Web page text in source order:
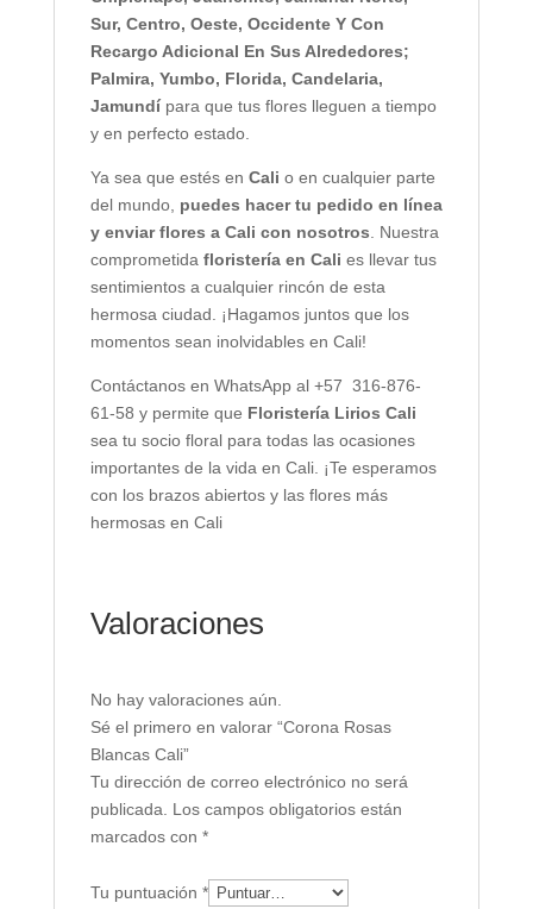
Sur, Centro, Oeste, Occidente Y Con
Recargo Adicional En Sus Alrededores;
Palmira, Yumbo, Florida, Candelaria,
Jamundípara que tus flores lleguen a tiempo
y en perfecto estado.
Ya sea que estés en Cali o en cualquier parte
del mundo, puedes hacer tu pedido en línea
y enviar flores a Cali con nosotros. Nuestra
comprometida floristería en Cali es llevar tus
sentimientos a cualquier rincón de esta
hermosa ciudad. ¡Hagamos juntos que los
momentos sean inolvidables en Cali!
Contáctanos en WhatsApp al +57 316-876-
61-58 y permite que Floristería Lirios Cali
sea tu socio floral para todas las ocasiones
importantes de la vida en Cali. ¡Te esperamos
con los brazos abiertos y las flores más
hermosas en Cali
Valoraciones
No hay valoraciones aún.
Sé el primero en valorar “Corona Rosas
Blancas Cali”
Tu dirección de correo electrónico no será
publicada. Los campos obligatorios están
marcados con *
Tu puntuación *